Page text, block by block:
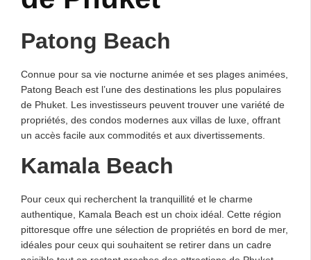
Patong Beach
Connue pour sa vie nocturne animée et ses plages animées,
Patong Beach est l’une des destinations les plus populaires
de Phuket. Les investisseurs peuvent trouver une variété de
propriétés, des condos modernes aux villas de luxe, offrant
un accès facile aux commodités et aux divertissements.
Kamala Beach
Pour ceux qui recherchent la tranquillité et le charme
authentique, Kamala Beach est un choix idéal. Cette région
pittoresque offre une sélection de propriétés en bord de mer,
idéales pour ceux qui souhaitent se retirer dans un cadre